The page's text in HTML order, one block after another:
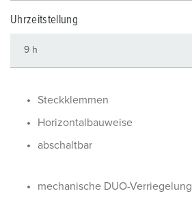
Uhrzeitstellung
Steckklemmen
Horizontalbauweise
abschaltbar
mechanische DUO-Verriegelung